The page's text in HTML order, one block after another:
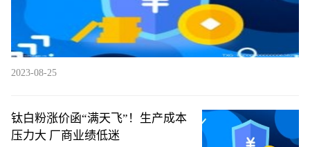
2023-08-25
钛白粉涨价函“满天飞”！生产成本
压力大 厂商业绩低迷